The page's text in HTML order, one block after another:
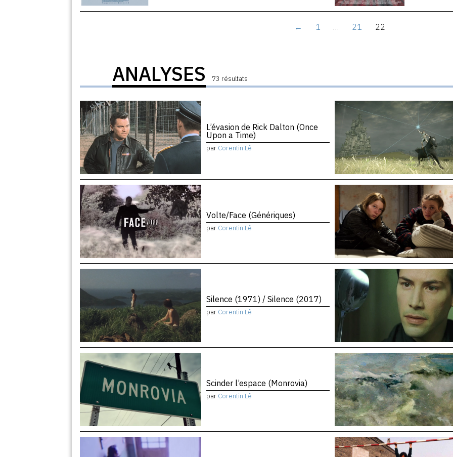
← 1 … 21 22
ANALYSES 73 résultats
L’évasion de Rick Dalton (Once
Upon a Time)
par Corentin Lê
Volte/Face (Génériques)
par Corentin Lê
Silence (1971) / Silence (2017)
par Corentin Lê
Scinder l’espace (Monrovia)
par Corentin Lê